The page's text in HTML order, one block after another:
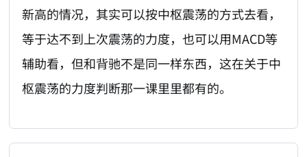
新高的情况，其实可以按中枢震荡的方式去看，
等于达不到上次震荡的力度，也可以用MACD等
辅助看，但和背驰不是同一样东西，这在关于中
枢震荡的力度判断那一课里里都有的。